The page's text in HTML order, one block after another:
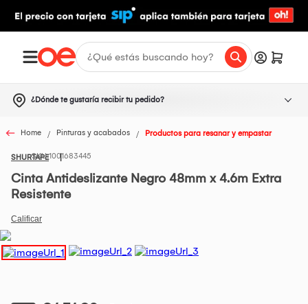
¿Dónde te gustaría recibir tu pedido?
Home Pinturas y acabados Productos para resanar y empastar
SHURTAPE1001683445
Cinta Antideslizante Negro 48mm x 4.6m Extra
Resistente